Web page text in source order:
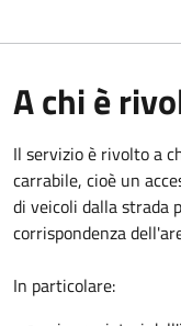
A chi è
Il servizio è rivolto a
carrabile, cioè un
di veicoli dalla strada
corrispondenza
In particolare: